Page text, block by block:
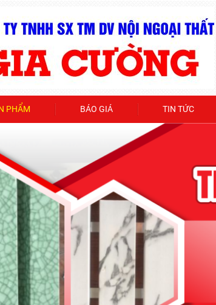
PHẨM BÁO GIÁ TIN TỨC